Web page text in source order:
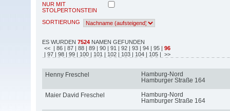
NUR MIT
STOLPERTONSTEIN
SORTIERUNG
ES WURDEN 7524 NAMEN GEFUNDEN
<< | 86 | 87 | 88 | 89 | 90 | 91 | 92 | 93 | 94 | 95 | 96
| 97 | 98 | 99 | 100 | 101 | 102 | 103 | 104 | 105 | >>
Henny Freschel
Hamburg-Nord
Hamburger Straße 164
Maier David Freschel
Hamburg-Nord
Hamburger Straße 164